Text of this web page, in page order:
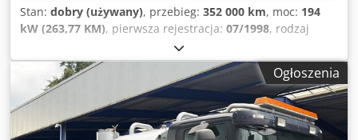
Stan: dobry (używany), przebieg: 352 000 km, moc: 194
kW (263,77 KM), pierwsza rejestracja: 07/1998, rodzaj
, konfiguracja osi:
pomarańczowy, zawieszenie:stal, całkowita długość:7 100
, całkowita szerokość: 2 500 mm, całkowita wysokość:
3 350 mm
, objętość przestrzeni ładunkowej:8 m³, Rok
budowy:
1998, Wyposażenie:blokada mechanizmu
różnicowego, wspomaganie układu kierowniczego, =
Ogłoszenia